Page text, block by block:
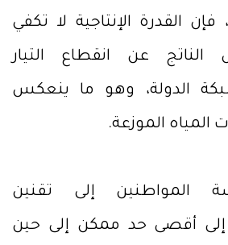
فإن القدرة الإنتاجية لا تكفي
عن انقطاع التيار
الدولة، وهو ما ينعكس
المياه الموزعة.
المواطنين إلى تقنين
إلى أقصى حد ممكن إلى حين